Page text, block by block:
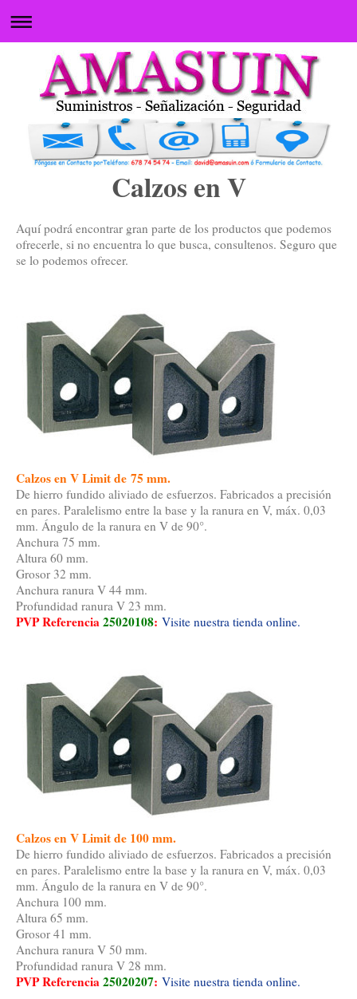
Calzos en V
Aquí podrá encontrar gran parte de los productos que podemos
ofrecerle, si no encuentra lo que busca, consultenos. Seguro que
se lo podemos ofrecer.
Calzos en V Limit de 75 mm.
De hierro fundido aliviado de esfuerzos. Fabricados a precisión
en pares. Paralelismo entre la base y la ranura en V, máx. 0,03
mm. Ángulo de la ranura en V de 90°.
Anchura 75 mm.
Altura 60 mm.
Grosor 32 mm.
Anchura ranura V 44 mm.
Profundidad ranura V 23 mm.
PVP Referencia25020108: Visite nuestra tienda online.
Calzos en V Limit de 100 mm.
De hierro fundido aliviado de esfuerzos. Fabricados a precisión
en pares. Paralelismo entre la base y la ranura en V, máx. 0,03
mm. Ángulo de la ranura en V de 90°.
Anchura 100 mm.
Altura 65 mm.
Grosor 41 mm.
Anchura ranura V 50 mm.
Profundidad ranura V 28 mm.
PVP Referencia25020207: Visite nuestra tienda online.